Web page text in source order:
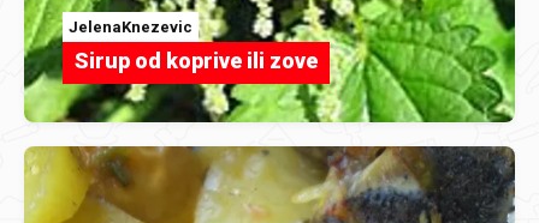
JelenaKnezevic
Sirup od koprive ili zove